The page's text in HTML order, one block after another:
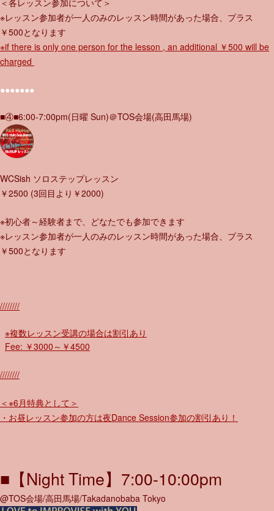
＜各レッスン参加について＞
※レッスン参加者が一人のみのレッスン時間があった場合、プラス
￥500となります
※if there is only one person for the lesson , an additional ￥500 will be
charged
●●●●●●●
■④■6:00-7:00pm(日曜 Sun)＠TOS会場(高田馬場)
WCSish ソロステップレッスン
￥2500 (3回目より￥2000)
※初心者～経験者まで、どなたでも参加できます
※レッスン参加者が一人のみのレッスン時間があった場合、プラス
￥500となります
////////
※複数レッスン受講の場合は割引あり
Fee: ￥3000～￥4500
////////
＜※6月特典として＞
・お昼レッスン参加の方は夜Dance Session参加の割引あり！
■【Night Time】7:00-10:00pm
@TOS会場/高田馬場/Takadanobaba Tokyo